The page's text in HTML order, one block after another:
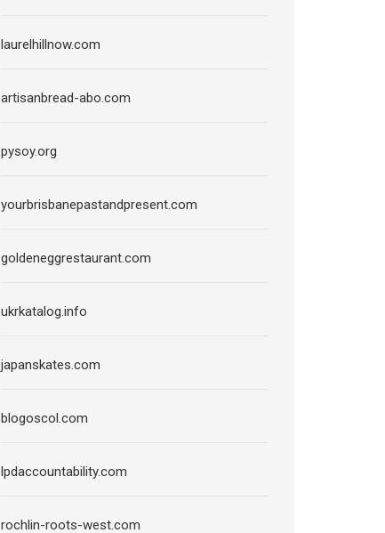
laurelhillnow.com
artisanbread-abo.com
pysoy.org
yourbrisbanepastandpresent.com
goldeneggrestaurant.com
ukrkatalog.info
japanskates.com
blogoscol.com
lpdaccountability.com
rochlin-roots-west.com